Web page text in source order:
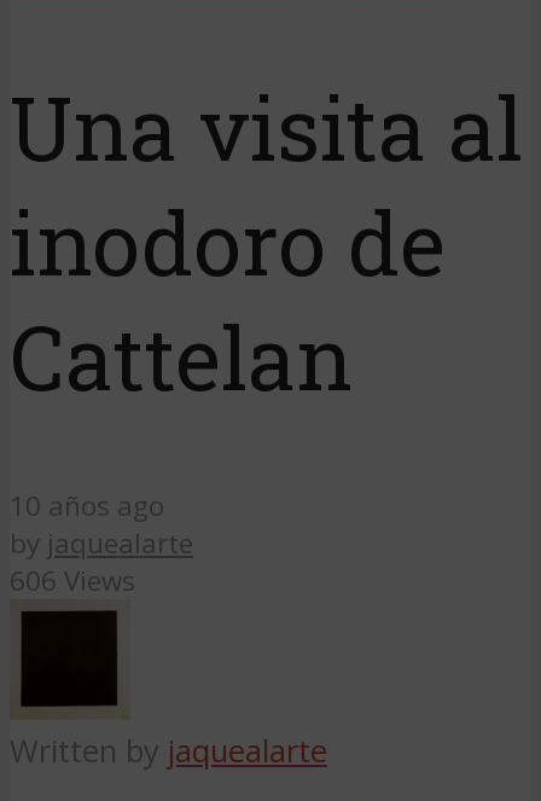
Una visita al
inodoro de
Cattelan
10 años ago
by jaquealarte
606 Views
Written by jaquealarte